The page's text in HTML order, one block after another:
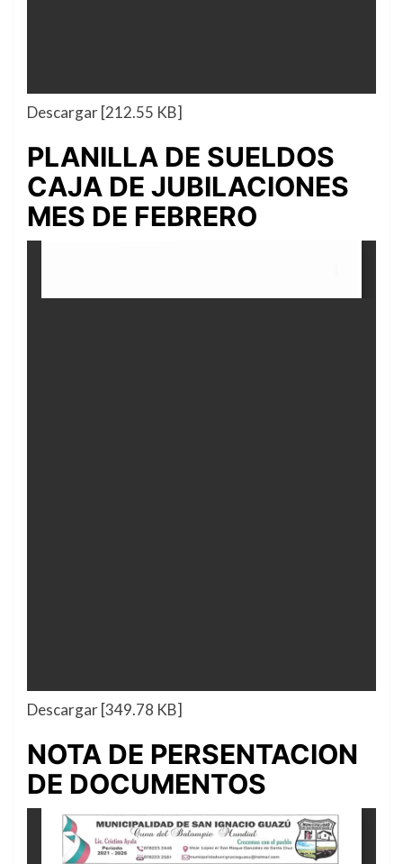
Descargar [212.55 KB]
PLANILLA DE SUELDOS
CAJA DE JUBILACIONES
MES DE FEBRERO
Descargar [349.78 KB]
NOTA DE PERSENTACION
DE DOCUMENTOS